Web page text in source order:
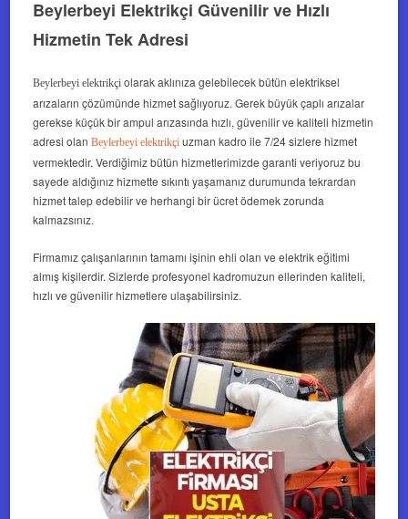
Beylerbeyi Elektrikçi Güvenilir ve Hızlı
Hizmetin Tek Adresi
Beylerbeyi elektrikçiolarak aklınıza gelebilecek bütün elektriksel
arızaların çözümünde hizmet sağlıyoruz. Gerek büyük çaplı arızalar
gerekse küçük bir ampul arızasında hızlı, güvenilir ve kaliteli hizmetin
adresi olanBeylerbeyi elektrikçi uzman kadro ile 7/24 sizlere hizmet
vermektedir. Verdiğimiz bütün hizmetlerimizde garanti veriyoruz bu
sayede aldığınız hizmette sıkıntı yaşamanız durumunda tekrardan
hizmet talep edebilir ve herhangi bir ücret ödemek zorunda
kalmazsınız.
Firmamız çalışanlarının tamamı işinin ehli olan ve elektrik eğitimi
almış kişilerdir. Sizlerde profesyonel kadromuzun ellerinden kaliteli,
hızlı ve güvenilir hizmetlere ulaşabilirsiniz.